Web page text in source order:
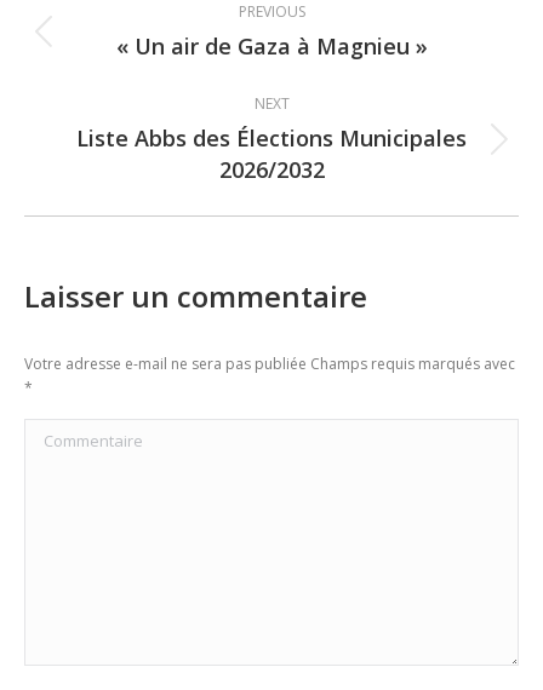
navigation
PREVIOUS
Previous
« Un air de Gaza à Magnieu »
NEXT
Next
post:
Liste Abbs des Élections Municipales
2026/2032
Laisser un commentaire
Votre adresse e-mail ne sera pas publiée Champs requis marqués avec
*
Commentaire